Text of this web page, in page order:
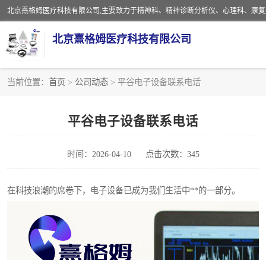
北京熹格姆医疗科技有限公司
当前位置： 首页 > 公司动态 > 平谷电子设备联系电话
平谷电子设备联系电话
时间：2026-04-10 点击次数：345
在科技浪潮的席卷下，电子设备已成为我们生活中**的一部分。